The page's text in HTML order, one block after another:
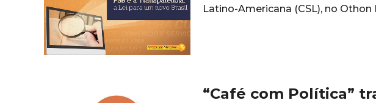
Latino-Americana (CSL), no
“Café com Política”